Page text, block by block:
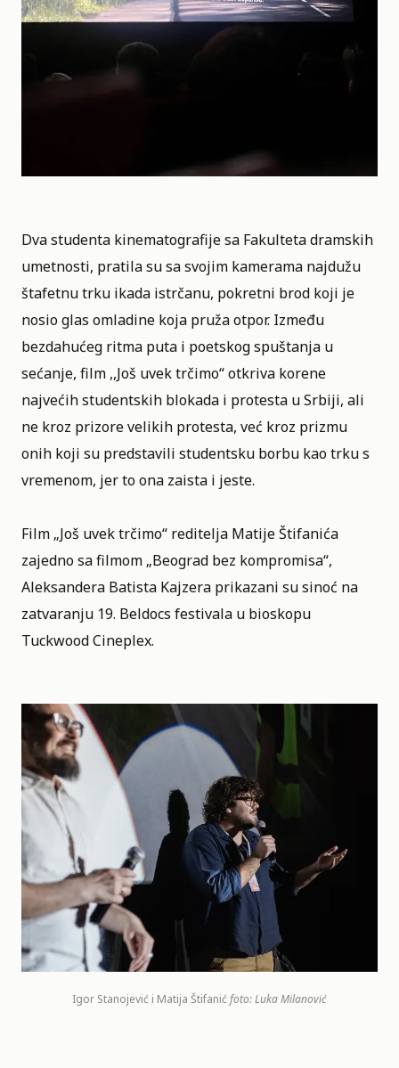
Dva studenta kinematografije sa Fakulteta dramskih
umetnosti, pratila su sa svojim kamerama najdužu
štafetnu trku ikada istrčanu, pokretni brod koji je
nosio glas omladine koja pruža otpor. Između
bezdahućeg ritma puta i poetskog spuštanja u
sećanje, film ,,Još uvek trčimo“ otkriva korene
najvećih studentskih blokada i protesta u Srbiji, ali
ne kroz prizore velikih protesta, već kroz prizmu
onih koji su predstavili studentsku borbu kao trku s
vremenom, jer to ona zaista i jeste.
Film „Još uvek trčimo“ reditelja Matije Štifanića
zajedno sa filmom „Beograd bez kompromisa“,
Aleksandera Batista Kajzera prikazani su sinoć na
zatvaranju 19. Beldocs festivala u bioskopu
Tuckwood Cineplex.
Igor Stanojević i Matija Štifanićfoto: Luka Milanović